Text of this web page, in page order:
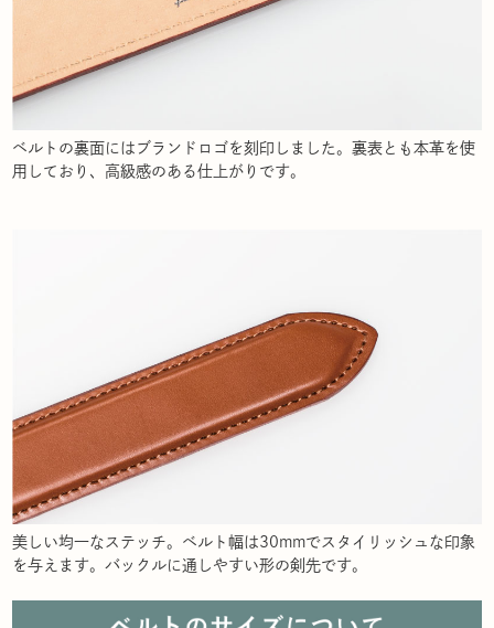
ベルトの裏面にはブランドロゴを刻印しました。裏表とも本革を使
用しており、高級感のある仕上がりです。
美しい均一なステッチ。ベルト幅は30mmでスタイリッシュな印象
を与えます。バックルに通しやすい形の剣先です。